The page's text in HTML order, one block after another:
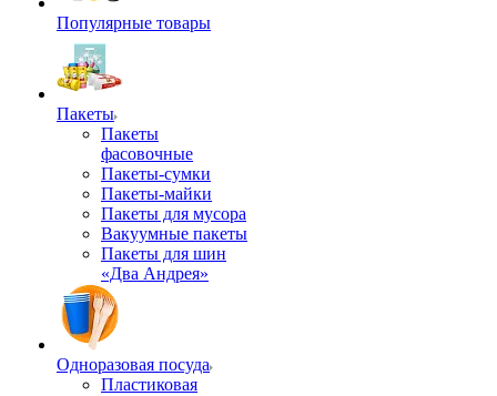
Популярные товары
Пакеты
Пакеты
фасовочные
Пакеты-сумки
Пакеты-майки
Пакеты для мусора
Вакуумные пакеты
Пакеты для шин
«Два Андрея»
Одноразовая посуда
Пластиковая